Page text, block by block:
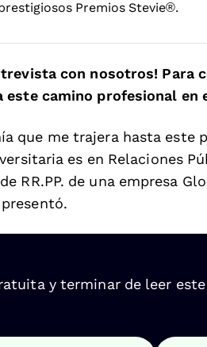
Premios Stevie®.
con nosotros! Para
camino profesional en
que me trajera hasta este
es en Relaciones
RR.PP. de una empresa
y terminar de leer